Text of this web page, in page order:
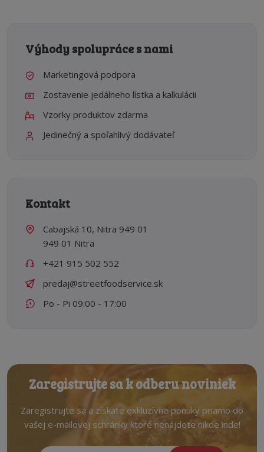
Výhody spolupráce s nami
Marketingová podpora
Zostavenie jedálneho lístka a kalkulácii
Vzorky produktov zdarma
Jedinečný a spoľahlivý dodávateľ
Kontakt
Cabajská 10, Nitra 949 01
949 01 Nitra
+421 915 502 552
predaj@streetfoodservice.sk
Po - Pi 09:00 - 17:00
Zaregistrujte sa k odberu noviniek
Zaregistrujte sa a získate exkluzívne ponuky priamo do
vašej e-mailovej schránky ktoré nenájdete nikde inde!